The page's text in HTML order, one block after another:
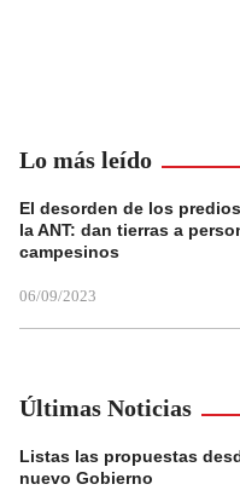
Lo más leído
El desorden de los
la ANT: dan tierras a
campesinos
06/09/2023
Últimas Noticias
Listas las propuestas
nuevo Gobierno